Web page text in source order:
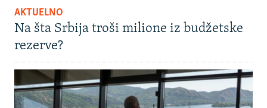
AKTUELNO
Na šta Srbija troši milione iz budžetske
rezerve?